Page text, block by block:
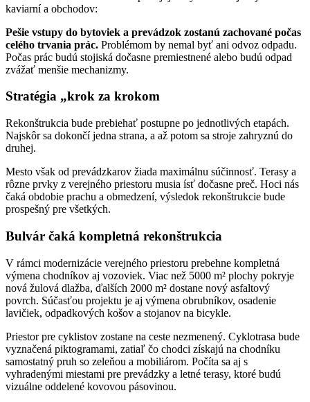
kaviarní a obchodov:
Pešie vstupy do bytoviek a prevádzok zostanú zachované počas
celého trvania prác. Problémom by nemal byť ani odvoz odpadu.
Počas prác budú stojiská dočasne premiestnené alebo budú odpad
zvážať menšie mechanizmy.
Stratégia „krok za krokom
Rekonštrukcia bude prebiehať postupne po jednotlivých etapách.
Najskôr sa dokončí jedna strana, a až potom sa stroje zahryznú do
druhej.
Mesto však od prevádzkarov žiada maximálnu súčinnosť. Terasy a
rôzne prvky z verejného priestoru musia ísť dočasne preč. Hoci nás
čaká obdobie prachu a obmedzení, výsledok rekonštrukcie bude
prospešný pre všetkých.
Bulvár čaká kompletná rekonštrukcia
V rámci modernizácie verejného priestoru prebehne kompletná
výmena chodníkov aj vozoviek. Viac než 5000 m² plochy pokryje
nová žulová dlažba, ďalších 2000 m² dostane nový asfaltový
povrch. Súčasťou projektu je aj výmena obrubníkov, osadenie
lavičiek, odpadkových košov a stojanov na bicykle.
Priestor pre cyklistov zostane na ceste nezmenený. Cyklotrasa bude
vyznačená piktogramami, zatiaľ čo chodci získajú na chodníku
samostatný pruh so zeleňou a mobiliárom. Počíta sa aj s
vyhradenými miestami pre prevádzky a letné terasy, ktoré budú
vizuálne oddelené kovovou pásovinou.